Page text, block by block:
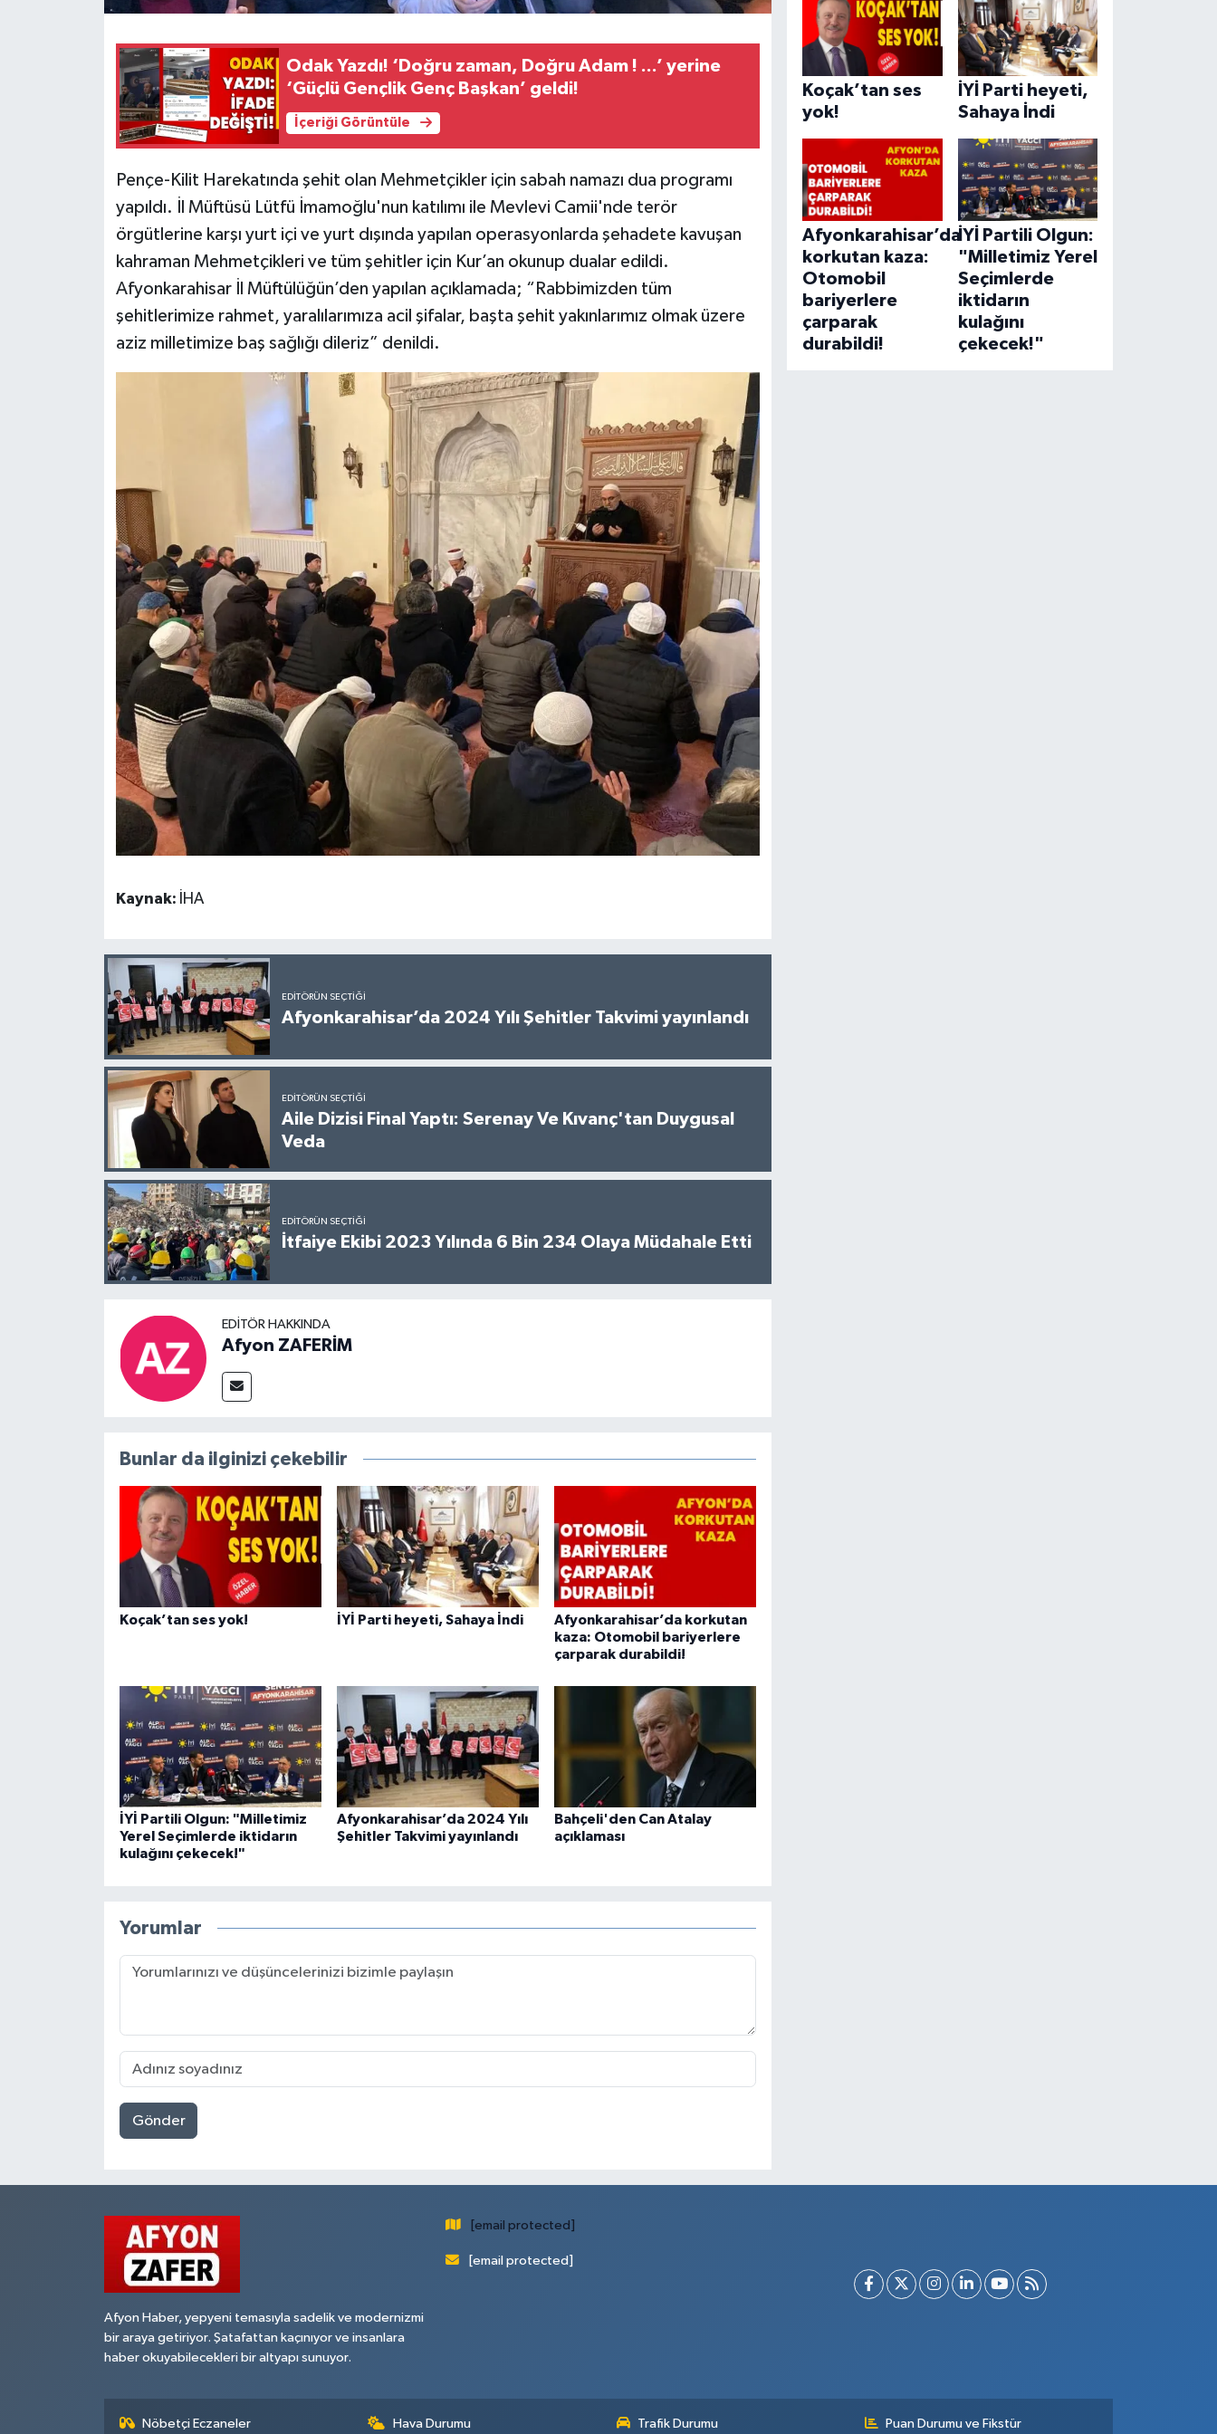
Odak Yazdı! ‘Doğru zaman, Doğru Adam ! ...’ yerine
‘Güçlü Gençlik Genç Başkan’ geldi!
İçeriği Görüntüle
Pençe-Kilit Harekatında şehit olan Mehmetçikler için sabah namazı dua programı
yapıldı. İl Müftüsü Lütfü İmamoğlu'nun katılımı ile Mevlevi Camii'nde terör
örgütlerine karşı yurt içi ve yurt dışında yapılan operasyonlarda şehadete kavuşan
kahraman Mehmetçikleri ve tüm şehitler için Kur’an okunup dualar edildi.
Afyonkarahisar İl Müftülüğün’den yapılan açıklamada; “Rabbimizden tüm
şehitlerimize rahmet, yaralılarımıza acil şifalar, başta şehit yakınlarımız olmak üzere
aziz milletimize baş sağlığı dileriz” denildi.
Kaynak: İHA
EDITÖRÜN SEÇTIĞI
Afyonkarahisar’da 2024 Yılı Şehitler Takvimi yayınlandı
EDITÖRÜN SEÇTIĞI
Aile Dizisi Final Yaptı: Serenay Ve Kıvanç'tan Duygusal
Veda
EDITÖRÜN SEÇTIĞI
İtfaiye Ekibi 2023 Yılında 6 Bin 234 Olaya Müdahale Etti
EDITÖR HAKKINDA
Afyon ZAFERİM
Bunlar da ilginizi çekebilir
Koçak’tan ses yok! İYİ Parti heyeti, Sahaya İndi
Afyonkarahisar’da korkutan
kaza: Otomobil bariyerlere
çarparak durabildi!
İYİ Partili Olgun: "Milletimiz
Yerel Seçimlerde iktidarın
kulağını çekecek!"
Afyonkarahisar’da 2024 Yılı
Şehitler Takvimi yayınlandı
Bahçeli'den Can Atalay
açıklaması
Yorumlar
Gönder
Koçak’tan ses
yok!
İYİ Parti heyeti,
Sahaya İndi
Afyonkarahisar’da
korkutan kaza:
Otomobil
bariyerlere
çarparak
durabildi!
İYİ Partili Olgun:
"Milletimiz Yerel
Seçimlerde
iktidarın
kulağını
çekecek!"
Afyon Haber, yepyeni temasıyla sadelik ve modernizmi
bir araya getiriyor. Şatafattan kaçınıyor ve insanlara
haber okuyabilecekleri bir altyapı sunuyor.
[email protected]
[email protected]
Nöbetçi Eczaneler Hava Durumu Trafik Durumu Puan Durumu ve Fikstür